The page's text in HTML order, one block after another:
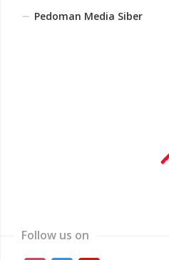
Pedoman Media Siber
Follow us on